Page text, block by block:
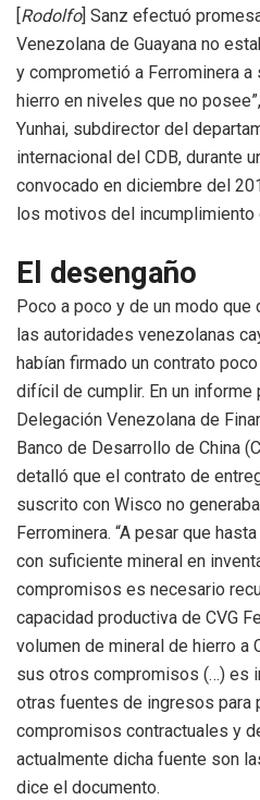
Rodolfo] Sanz efectuó
Venezolana de Guayana no
y comprometió a Ferrominera
hierro en niveles que no
Yunhai, subdirector del
internacional del CDB, durante
convocado en diciembre del
los motivos del incumplimiento
El desengaño
Poco a poco y de un modo que
las autoridades venezolanas
habían firmado un contrato
difícil de cumplir. En un informe
Delegación Venezolana de
Banco de Desarrollo de China
detalló que el contrato de
suscrito con Wisco no
Ferrominera. “A pesar que
con suficiente mineral en
compromisos es necesario
capacidad productiva de CVG
volumen de mineral de hierro a
sus otros compromisos (…) es
otras fuentes de ingresos para
compromisos contractuales y
actualmente dicha fuente son
dice el documento.